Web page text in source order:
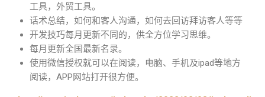
工具，外贸工具。
话术总结，如何和客人沟通，如何去回访拜访客人等等
开发技巧每月更新不同的，供全方位学习思维。
每月更新全国最新名录。
使用微信授权就可以在阅读，电脑、手机及ipad等地方
阅读，APP网站打开很方便。